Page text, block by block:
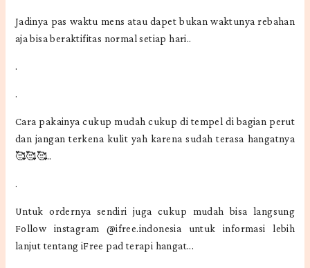
Jadinya pas waktu mens atau dapet bukan waktunya rebahan
aja bisa beraktifitas normal setiap hari..
.
.
Cara pakainya cukup mudah cukup di tempel di bagian perut
dan jangan terkena kulit yah karena sudah terasa hangatnya
🥰🥰🥰..
.
Untuk ordernya sendiri juga cukup mudah bisa langsung
Follow instagram @ifree.indonesia untuk informasi lebih
lanjut tentang iFree pad terapi hangat...